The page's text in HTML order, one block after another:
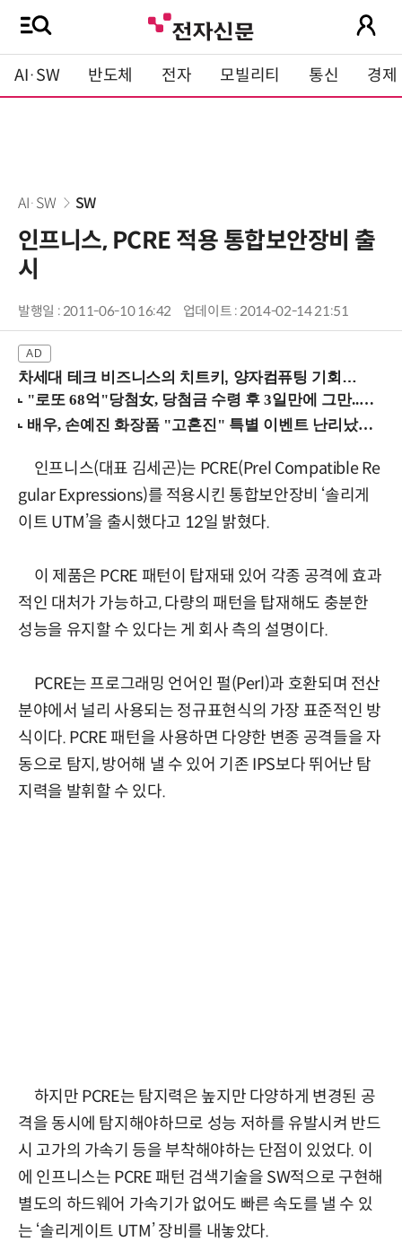
AI·SW 반도체 전자 모빌리티 통신 경제
AI·SW SW
인프니스, PCRE 적용 통합보안장비 출
시
발행일 : 2011-06-10 16:42 업데이트 : 2014-02-14 21:51
차세대 테크 비즈니스의 치트키, 양자컴퓨팅 기회를 선점하라! (8/28 강남역)
인프니스(대표 김세곤)는 PCRE(Prel Compatible Re
gular Expressions)를 적용시킨 통합보안장비 ‘솔리게
이트 UTM’을 출시했다고 12일 밝혔다.
이 제품은 PCRE 패턴이 탑재돼 있어 각종 공격에 효과
적인 대처가 가능하고, 다량의 패턴을 탑재해도 충분한
성능을 유지할 수 있다는 게 회사 측의 설명이다.
PCRE는 프로그래밍 언어인 펄(Perl)과 호환되며 전산
분야에서 널리 사용되는 정규표현식의 가장 표준적인 방
식이다. PCRE 패턴을 사용하면 다양한 변종 공격들을 자
동으로 탐지, 방어해 낼 수 있어 기존 IPS보다 뛰어난 탐
지력을 발휘할 수 있다.
하지만 PCRE는 탐지력은 높지만 다양하게 변경된 공
격을 동시에 탐지해야하므로 성능 저하를 유발시켜 반드
시 고가의 가속기 등을 부착해야하는 단점이 있었다. 이
에 인프니스는 PCRE 패턴 검색기술을 SW적으로 구현해
별도의 하드웨어 가속기가 없어도 빠른 속도를 낼 수 있
는 ‘솔리게이트 UTM’ 장비를 내놓았다.